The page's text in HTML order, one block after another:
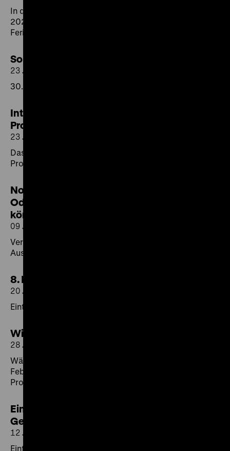
In den Berliner Osterferien (30. März bis 10. April
2026) bieten wir für Kinder und Familien ein
Ferienprogramm an.
Sonderverkauf
23.03.2026
30. März bis 12. April 2026
Internationaler Tag der
Provenienzforschung am 8. April 2026
23.03.2026
Das DHM beteiligt sich beim 8. Internationalen Tag der
Provenienzforschung mit verschiedenen Formaten.
Noch bis 22. März 2026: „Roads not Taken.
Oder: Es hätte auch anders kommen
können”
09.03.2026
Verlängerte Öffnungszeiten und Finissage zur
Ausstellung
8. März: Internationaler Frauentag
20.02.2026
Eintritt und Führungen frei
Winterferien im DHM
28.01.2026
Während der Berliner Winterferien vom 2. bis 6.
Februar bieten wir auch in diesem Jahr ein besonderes
Programm für Kinder, Jugendliche und Familien an.
Eintritt frei zum Internationalen Tag des
Gedenkens an die Opfer des Holocaust
12.01.2026
Eintritt frei und kostenfreie Führungen am 27. Januar